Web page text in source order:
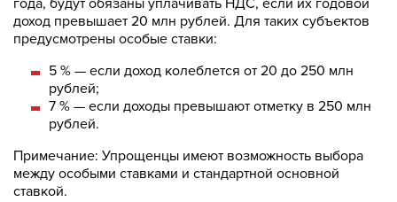
года, будут обязаны уплачивать НДС, если их годовой
доход превышает 20 млн рублей. Для таких субъектов
предусмотрены особые ставки:
5 % — если доход колеблется от 20 до 250 млн
рублей;
7 % — если доходы превышают отметку в 250 млн
рублей.
Примечание: Упрощенцы имеют возможность выбора
между особыми ставками и стандартной основной
ставкой.